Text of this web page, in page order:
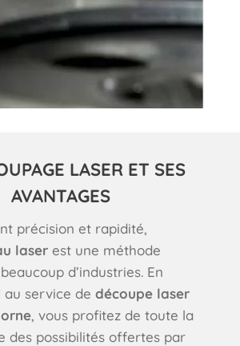
LASER ET SES
AVANTAGES
précision et rapidité,
laser est une méthode
d’industries. En
service de découpe laser
, vous profitez de toute la
des possibilités offertes par